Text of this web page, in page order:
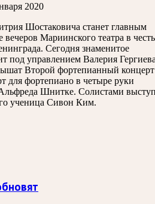
2020
Шостаковича станет главным
Мариинского театра в честь
Сегодня знаменитое
под управлением Валерия
Второй фортепианный концерт
для фортепиано в четыре руки
Шнитке. Солистами
ученица Сивон Ким.